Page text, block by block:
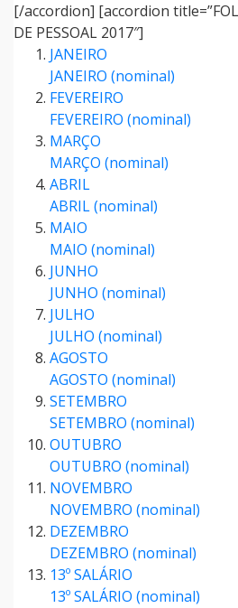
[/accordion] [accordion
DE PESSOAL 2017″]
JANEIRO
JANEIRO (nominal)
FEVEREIRO
FEVEREIRO (nominal)
MARÇO
MARÇO (nominal)
ABRIL
ABRIL (nominal)
MAIO
MAIO (nominal)
JUNHO
JUNHO (nominal)
JULHO
JULHO (nominal)
AGOSTO
AGOSTO (nominal)
SETEMBRO
SETEMBRO (nominal)
OUTUBRO
OUTUBRO (nominal)
NOVEMBRO
NOVEMBRO (nominal)
DEZEMBRO
DEZEMBRO (nominal)
13º SALÁRIO
13º SALÁRIO (nominal)